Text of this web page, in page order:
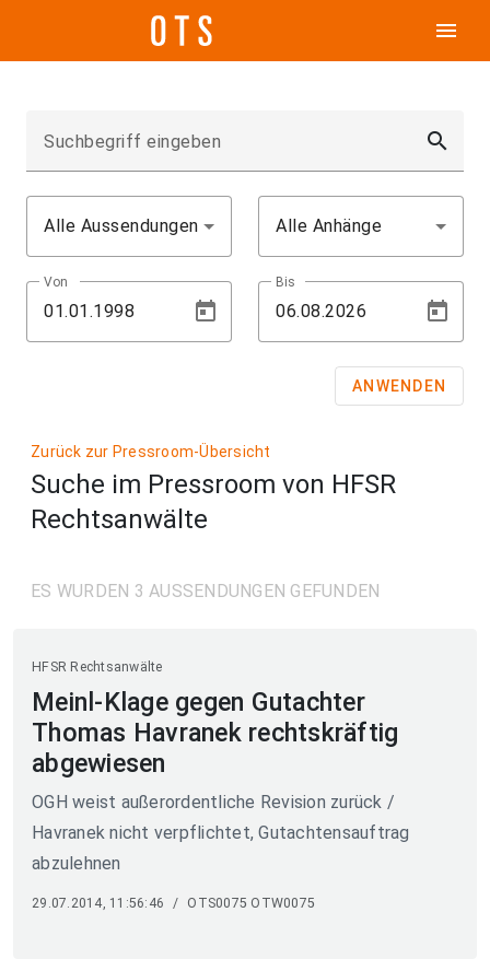
menu
Suchbegriff eingeben search
Alle Aussendungen Alle Anhänge
Von Bis
ANWENDEN
Zurück zur Pressroom-Übersicht
Suche im Pressroom von HFSR
Rechtsanwälte
ES WURDEN 3 AUSSENDUNGEN GEFUNDEN
HFSR Rechtsanwälte
Meinl-Klage gegen Gutachter
Thomas Havranek rechtskräftig
abgewiesen
OGH weist außerordentliche Revision zurück /
Havranek nicht verpflichtet, Gutachtensauftrag
abzulehnen
29.07.2014, 11:56:46 / OTS0075 OTW0075